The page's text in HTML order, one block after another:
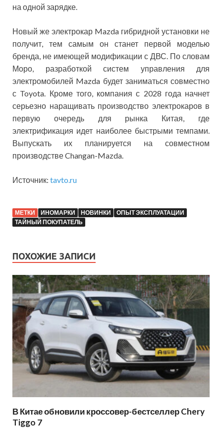
на одной зарядке.
Новый же электрокар Mazda гибридной установки не
получит, тем самым он станет первой моделью
бренда, не имеющей модификации с ДВС. По словам
Моро, разработкой систем управления для
электромобилей Mazda будет заниматься совместно
с Toyota. Кроме того, компания с 2028 года начнет
серьезно наращивать производство электрокаров в
первую очередь для рынка Китая, где
электрификация идет наиболее быстрыми темпами.
Выпускать их планируется на совместном
производстве Changan-Mazda.
Источник: tavto.ru
МЕТКИ ИНОМАРКИ НОВИНКИ
ОПЫТ ЭКСПЛУАТАЦИИ
ТАЙНЫЙ ПОКУПАТЕЛЬ
ПОХОЖИЕ ЗАПИСИ
В Китае обновили кроссовер-бестселлер Chery
Tiggo 7